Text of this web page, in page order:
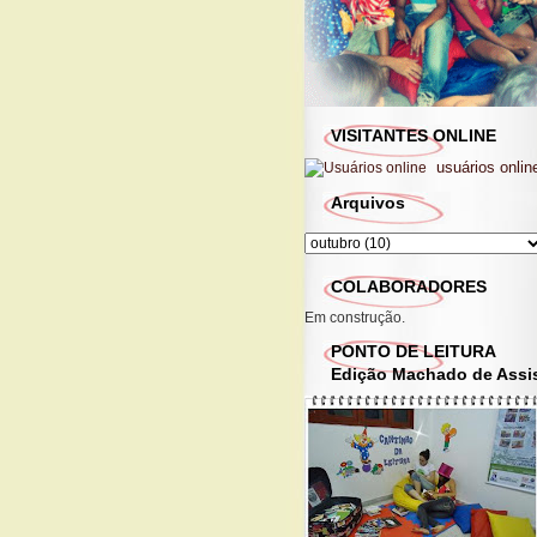
VISITANTES ONLINE
usuários
Arquivos
COLABORADORES
Em construção.
PONTO DE LEITURA
Edição Machado de